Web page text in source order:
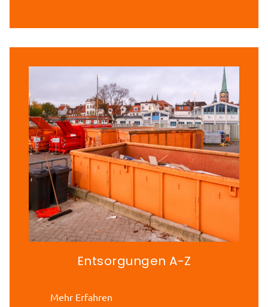
Entsorgungen A-Z
Mehr Erfahren